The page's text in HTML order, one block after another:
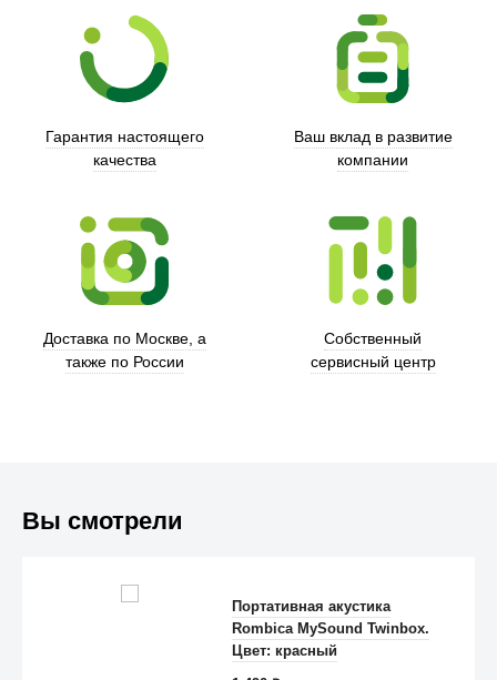
Гарантия настоящего
качества
Ваш вклад в развитие
компании
Доставка по Москве, а
также по России
Собственный
сервисный центр
Вы смотрели
Портативная акустика
Rombica MySound Twinbox.
Цвет: красный